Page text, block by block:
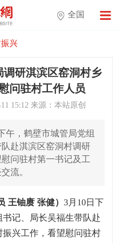
全国
兴
研淇滨区窑洞村乡
问驻村工作人员
15:12 来源：本站原创
午，鹤壁市城管局党组
赴淇滨区窑洞村调研
问驻村第一书记及工
流。
王铀赓 张健） 3月10日下
记、局长吴福生带队赴
兴工作，看望慰问驻村